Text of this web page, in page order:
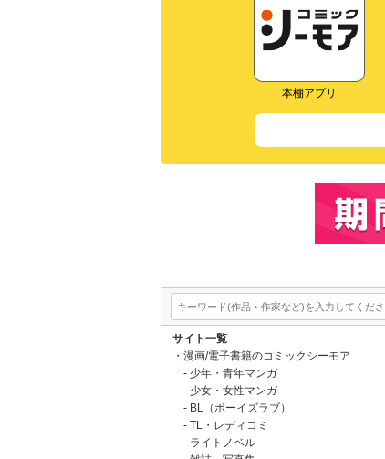
本棚アプリ
サイト一覧
漫画/電子書籍のコミックシーモア
少年・青年マンガ
少女・女性マンガ
BL（ボーイズラブ）
TL・レディコミ
ライトノベル